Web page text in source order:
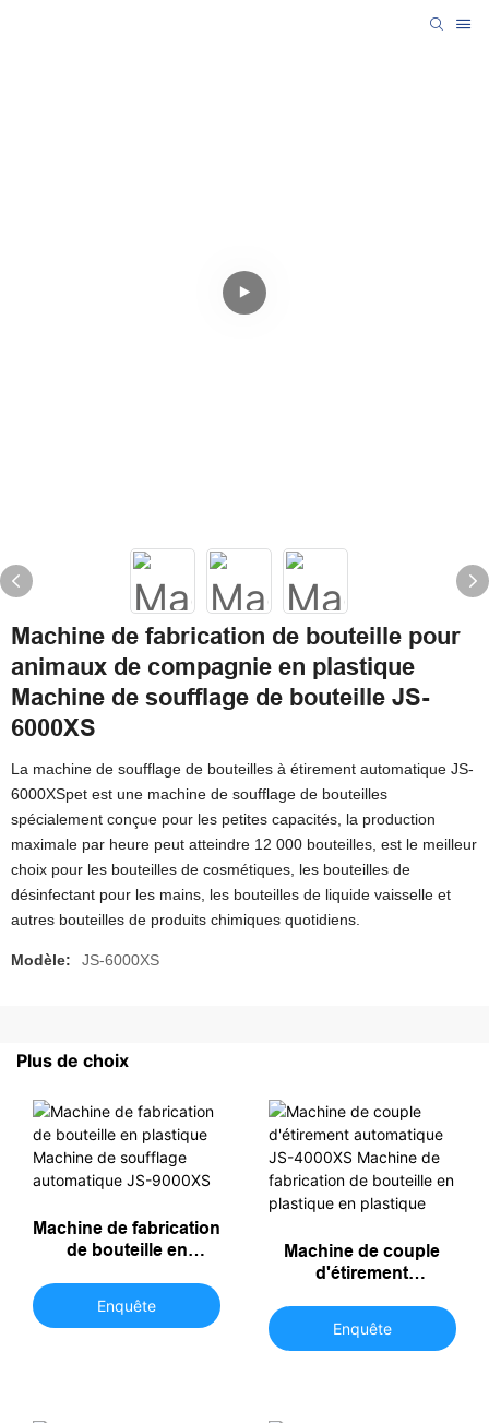
Machine de fabrication de bouteille pour
animaux de compagnie en plastique
Machine de soufflage de bouteille JS-
6000XS
La machine de soufflage de bouteilles à étirement automatique JS-
6000XSpet est une machine de soufflage de bouteilles
spécialement conçue pour les petites capacités, la production
maximale par heure peut atteindre 12 000 bouteilles, est le meilleur
choix pour les bouteilles de cosmétiques, les bouteilles de
désinfectant pour les mains, les bouteilles de liquide vaisselle et
autres bouteilles de produits chimiques quotidiens.
Modèle: JS-6000XS
Plus de choix
Machine de fabrication
de bouteille en
soufflage automatique
JS-9000XS
Enquête
Machine de couple
d'étirement
fabrication de
Enquête